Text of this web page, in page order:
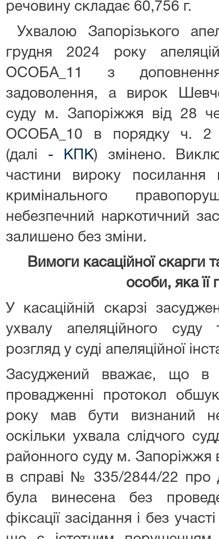
речовину складає 60,756 г.
Ухвалою Запорізького
грудня 2024 року
ОСОБА_11 з
задоволення, а вирок
суду м. Запоріжжя від 28
ОСОБА_10 в порядку ч. 2
(далі - КПК)
змінено.
частини вироку
кримінального
небезпечний наркотичний
залишено без зміни.
Вимоги касаційної скарги
особи, яка її
У касаційній скарзі
ухвалу апеляційного
розгляд у суді апеляційної
Засуджений вважає, що в
провадженні протокол
року мав бути визнаний
оскільки ухвала слідчого
районного суду м. Запоріжжя
в справі № 335/2844/22 про
була винесена без
фіксації засідання і без